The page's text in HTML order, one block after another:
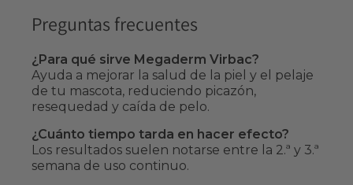
Preguntas frecuentes
¿Para qué sirve Megaderm Virbac?
Ayuda a mejorar la salud de la piel y el pelaje
de tu mascota, reduciendo picazón,
resequedad y caída de pelo.
¿Cuánto tiempo tarda en hacer efecto?
Los resultados suelen notarse entre la 2.ª y 3.ª
semana de uso continuo.